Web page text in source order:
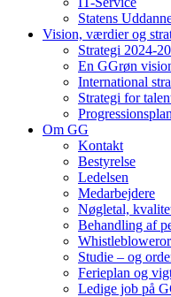
Statens
Vision, værdier og
Strategi 2024-
En GGrøn
International
Strategi for
Om GG
Kontakt
Bestyrelse
Ledelsen
Medarbejdere
Nøgletal,
Behandling af
Studie – og
Ferieplan og
Ledige job på